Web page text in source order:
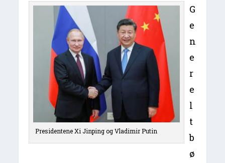
Presidentene Xi Jinping og Vladimir Putin
G
e
n
e
r
e
l
t
b
ø